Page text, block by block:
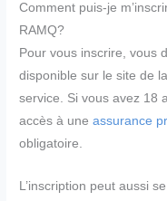
Comment puis-je
RAMQ?
Pour vous inscrire, vous
disponible sur le site de
service. Si vous avez 18
accès à uneassurance
obligatoire.
L’inscription peut aussi